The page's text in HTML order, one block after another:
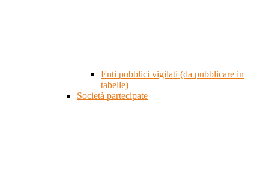
Enti pubblici vigilati (da pubblicare in
tabelle)
Società partecipate